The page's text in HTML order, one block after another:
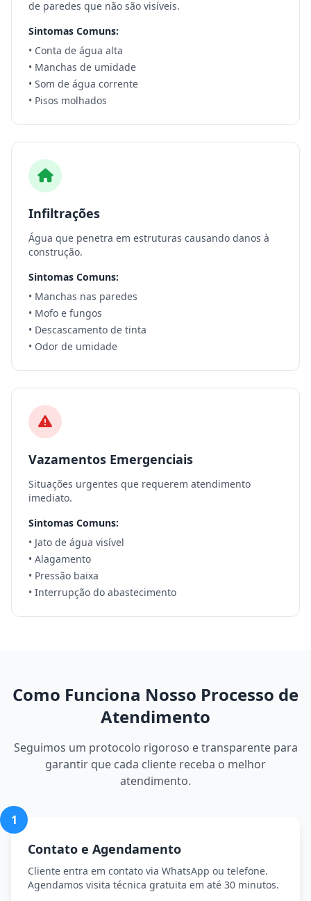
de paredes que não são visíveis.
Sintomas Comuns:
• Conta de água alta
• Manchas de umidade
• Som de água corrente
• Pisos molhados
Infiltrações
Água que penetra em estruturas causando danos à
construção.
Sintomas Comuns:
• Manchas nas paredes
• Mofo e fungos
• Descascamento de tinta
• Odor de umidade
Vazamentos Emergenciais
Situações urgentes que requerem atendimento
imediato.
Sintomas Comuns:
• Jato de água visível
• Alagamento
• Pressão baixa
• Interrupção do abastecimento
Como Funciona Nosso Processo de
Atendimento
Seguimos um protocolo rigoroso e transparente para
garantir que cada cliente receba o melhor
atendimento.
1
Contato e Agendamento
Cliente entra em contato via WhatsApp ou telefone.
Agendamos visita técnica gratuita em até 30 minutos.